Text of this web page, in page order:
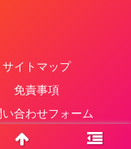
サイトマップ
免責事項
い合わせフォーム
.